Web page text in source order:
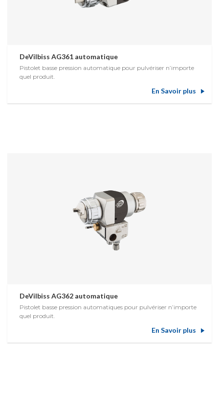
DeVilbiss AG361 automatique
Pistolet basse pression automatique pour pulvériser n’importe
quel produit.
En Savoir plus
DeVilbiss AG362 automatique
Pistolet basse pression automatiques pour pulvériser n’importe
quel produit.
En Savoir plus